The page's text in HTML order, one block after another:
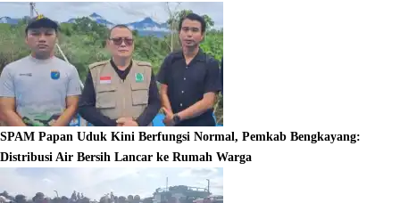
SPAM Papan Uduk Kini Berfungsi Normal, Pemkab Bengkayang:
Distribusi Air Bersih Lancar ke Rumah Warga